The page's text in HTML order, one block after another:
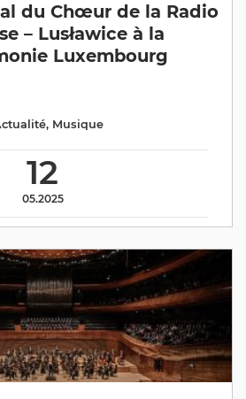
du Chœur de la Radio
– Lusławice à la
Luxembourg
12
05.2025
, Musique